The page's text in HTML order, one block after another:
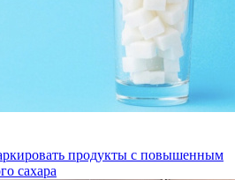
продукты с повышенным
сахара